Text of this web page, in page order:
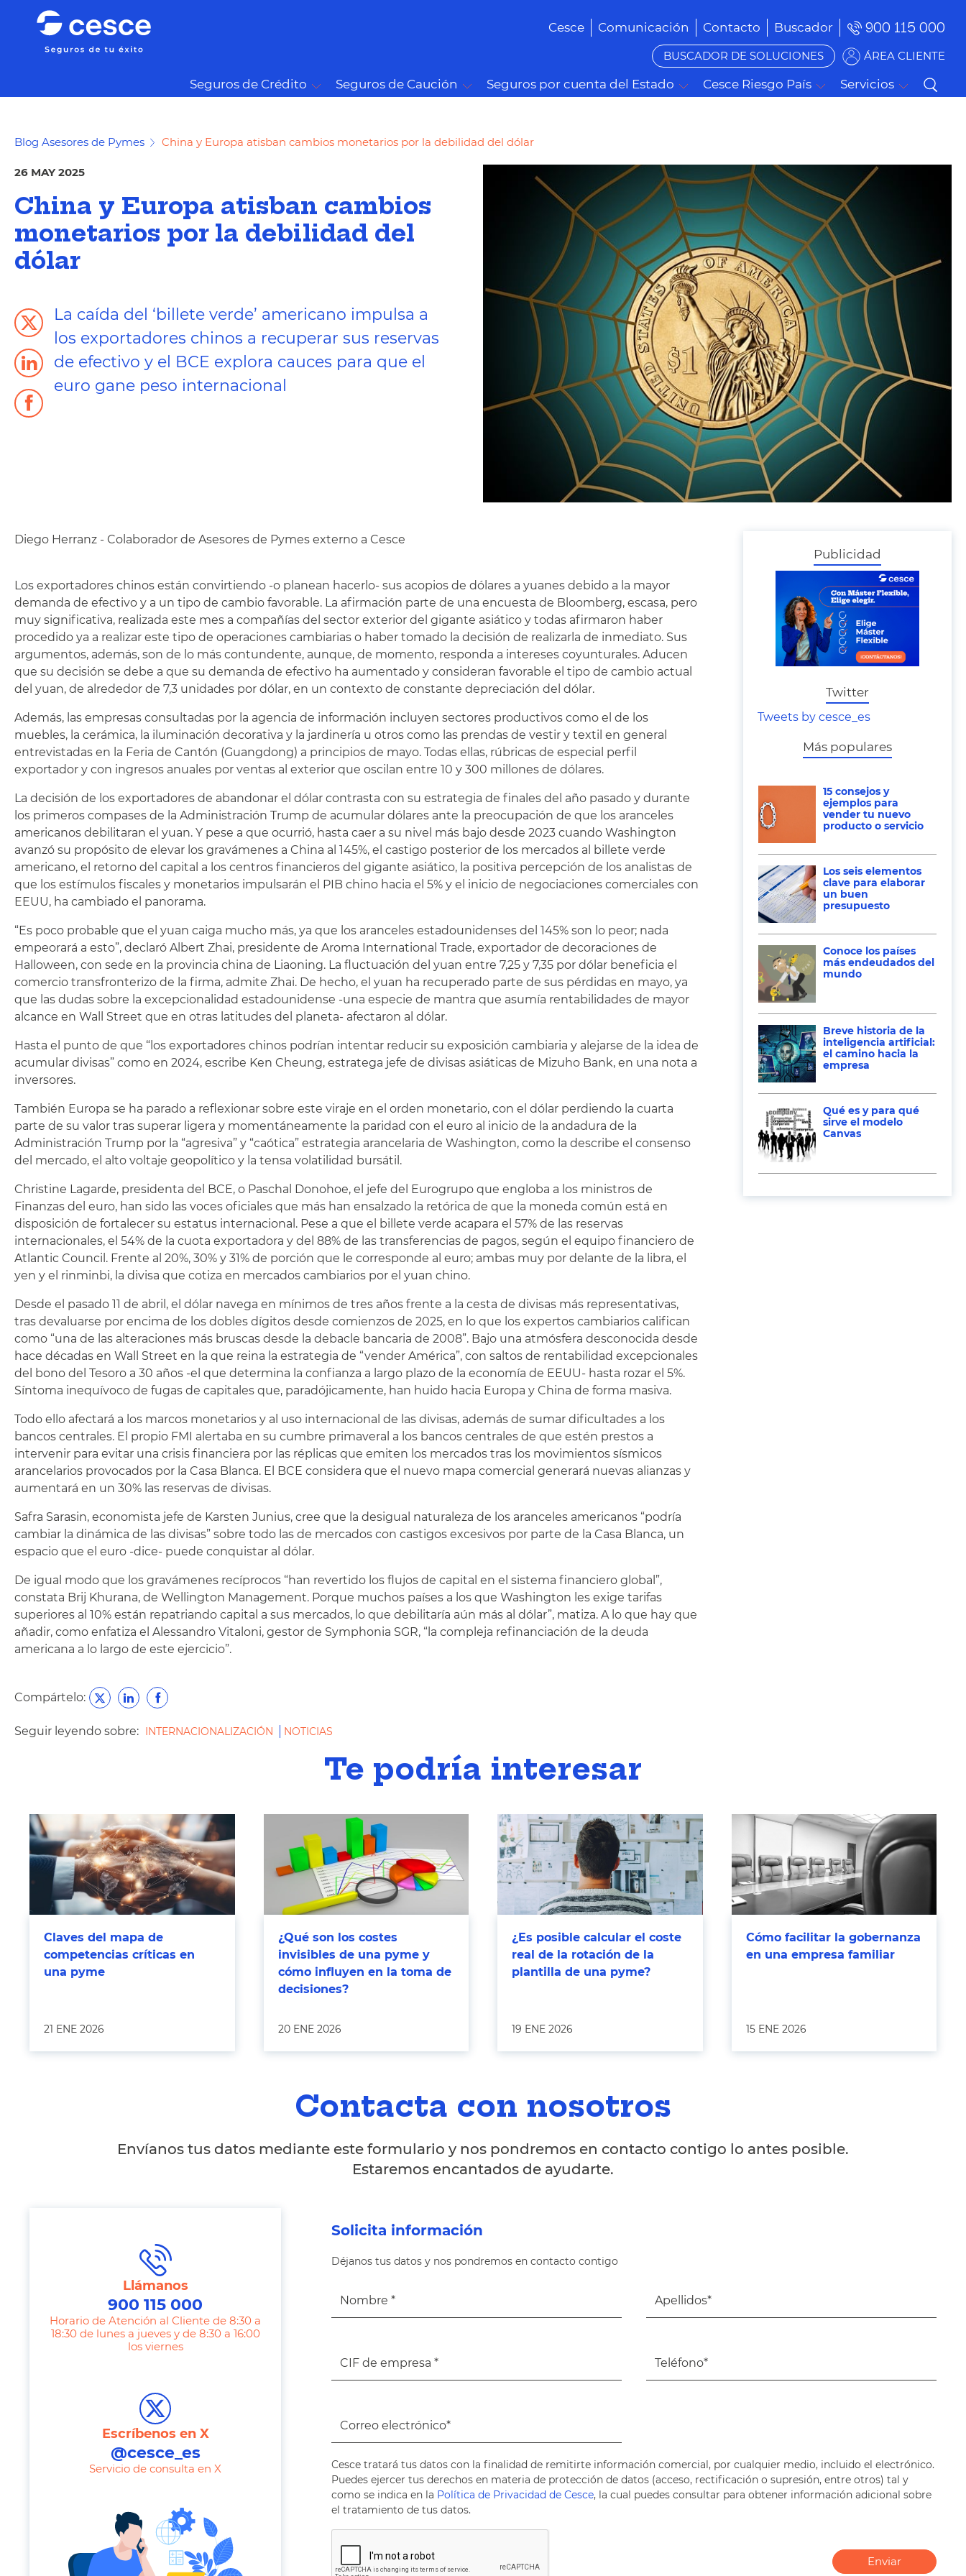
Cesce Comunicación Contacto Buscador 900 115 000
BUSCADOR DE SOLUCIONES ÁREA CLIENTE
Seguros de Crédito Seguros de Caución Seguros por cuenta del Estado Cesce Riesgo País Servicios
Blog Asesores de Pymes China y Europa atisban cambios monetarios por la debilidad del dólar
26 MAY 2025
China y Europa atisban cambios
monetarios por la debilidad del
dólar
La caída del ‘billete verde’ americano impulsa a
los exportadores chinos a recuperar sus reservas
de efectivo y el BCE explora cauces para que el
euro gane peso internacional
Diego Herranz - Colaborador de Asesores de Pymes externo a Cesce
Los exportadores chinos están convirtiendo -o planean hacerlo- sus acopios de dólares a yuanes debido a la mayor
demanda de efectivo y a un tipo de cambio favorable. La afirmación parte de una encuesta de Bloomberg, escasa, pero
muy significativa, realizada este mes a compañías del sector exterior del gigante asiático y todas afirmaron haber
procedido ya a realizar este tipo de operaciones cambiarias o haber tomado la decisión de realizarla de inmediato. Sus
argumentos, además, son de lo más contundente, aunque, de momento, responda a intereses coyunturales. Aducen
que su decisión se debe a que su demanda de efectivo ha aumentado y consideran favorable el tipo de cambio actual
del yuan, de alrededor de 7,3 unidades por dólar, en un contexto de constante depreciación del dólar.
Además, las empresas consultadas por la agencia de información incluyen sectores productivos como el de los
muebles, la cerámica, la iluminación decorativa y la jardinería u otros como las prendas de vestir y textil en general
entrevistadas en la Feria de Cantón (Guangdong) a principios de mayo. Todas ellas, rúbricas de especial perfil
exportador y con ingresos anuales por ventas al exterior que oscilan entre 10 y 300 millones de dólares.
La decisión de los exportadores de abandonar el dólar contrasta con su estrategia de finales del año pasado y durante
los primeros compases de la Administración Trump de acumular dólares ante la preocupación de que los aranceles
americanos debilitaran el yuan. Y pese a que ocurrió, hasta caer a su nivel más bajo desde 2023 cuando Washington
avanzó su propósito de elevar los gravámenes a China al 145%, el castigo posterior de los mercados al billete verde
americano, el retorno del capital a los centros financieros del gigante asiático, la positiva percepción de los analistas de
que los estímulos fiscales y monetarios impulsarán el PIB chino hacia el 5% y el inicio de negociaciones comerciales con
EEUU, ha cambiado el panorama.
“Es poco probable que el yuan caiga mucho más, ya que los aranceles estadounidenses del 145% son lo peor; nada
empeorará a esto”, declaró Albert Zhai, presidente de Aroma International Trade, exportador de decoraciones de
Halloween, con sede en la provincia china de Liaoning. La fluctuación del yuan entre 7,25 y 7,35 por dólar beneficia el
comercio transfronterizo de la firma, admite Zhai. De hecho, el yuan ha recuperado parte de sus pérdidas en mayo, ya
que las dudas sobre la excepcionalidad estadounidense -una especie de mantra que asumía rentabilidades de mayor
alcance en Wall Street que en otras latitudes del planeta- afectaron al dólar.
Hasta el punto de que “los exportadores chinos podrían intentar reducir su exposición cambiaria y alejarse de la idea de
acumular divisas” como en 2024, escribe Ken Cheung, estratega jefe de divisas asiáticas de Mizuho Bank, en una nota a
inversores.
También Europa se ha parado a reflexionar sobre este viraje en el orden monetario, con el dólar perdiendo la cuarta
parte de su valor tras superar ligera y momentáneamente la paridad con el euro al inicio de la andadura de la
Administración Trump por la “agresiva” y “caótica” estrategia arancelaria de Washington, como la describe el consenso
del mercado, el alto voltaje geopolítico y la tensa volatilidad bursátil.
Christine Lagarde, presidenta del BCE, o Paschal Donohoe, el jefe del Eurogrupo que engloba a los ministros de
Finanzas del euro, han sido las voces oficiales que más han ensalzado la retórica de que la moneda común está en
disposición de fortalecer su estatus internacional. Pese a que el billete verde acapara el 57% de las reservas
internacionales, el 54% de la cuota exportadora y del 88% de las transferencias de pagos, según el equipo financiero de
Atlantic Council. Frente al 20%, 30% y 31% de porción que le corresponde al euro; ambas muy por delante de la libra, el
yen y el rinminbi, la divisa que cotiza en mercados cambiarios por el yuan chino.
Desde el pasado 11 de abril, el dólar navega en mínimos de tres años frente a la cesta de divisas más representativas,
tras devaluarse por encima de los dobles dígitos desde comienzos de 2025, en lo que los expertos cambiarios califican
como “una de las alteraciones más bruscas desde la debacle bancaria de 2008”. Bajo una atmósfera desconocida desde
hace décadas en Wall Street en la que reina la estrategia de “vender América”, con saltos de rentabilidad excepcionales
del bono del Tesoro a 30 años -el que determina la confianza a largo plazo de la economía de EEUU- hasta rozar el 5%.
Síntoma inequívoco de fugas de capitales que, paradójicamente, han huido hacia Europa y China de forma masiva.
Todo ello afectará a los marcos monetarios y al uso internacional de las divisas, además de sumar dificultades a los
bancos centrales. El propio FMI alertaba en su cumbre primaveral a los bancos centrales de que estén prestos a
intervenir para evitar una crisis financiera por las réplicas que emiten los mercados tras los movimientos sísmicos
arancelarios provocados por la Casa Blanca. El BCE considera que el nuevo mapa comercial generará nuevas alianzas y
aumentará en un 30% las reservas de divisas.
Safra Sarasin, economista jefe de Karsten Junius, cree que la desigual naturaleza de los aranceles americanos “podría
cambiar la dinámica de las divisas” sobre todo las de mercados con castigos excesivos por parte de la Casa Blanca, un
espacio que el euro -dice- puede conquistar al dólar.
De igual modo que los gravámenes recíprocos “han revertido los flujos de capital en el sistema financiero global”,
constata Brij Khurana, de Wellington Management. Porque muchos países a los que Washington les exige tarifas
superiores al 10% están repatriando capital a sus mercados, lo que debilitaría aún más al dólar”, matiza. A lo que hay que
añadir, como enfatiza el Alessandro Vitaloni, gestor de Symphonia SGR, “la compleja refinanciación de la deuda
americana a lo largo de este ejercicio”.
Compártelo:
Seguir leyendo sobre: INTERNACIONALIZACIÓN NOTICIAS
Publicidad
Twitter
Tweets by cesce_es
Más populares
15 consejos y
ejemplos para
vender tu nuevo
producto o servicio
Los seis elementos
clave para elaborar
un buen
presupuesto
Conoce los países
más endeudados del
mundo
Breve historia de la
inteligencia artificial:
el camino hacia la
empresa
Qué es y para qué
sirve el modelo
Canvas
Te podría interesar
Claves del mapa de
competencias críticas en
una pyme
21 ENE 2026
¿Qué son los costes
invisibles de una pyme y
cómo influyen en la toma de
decisiones?
20 ENE 2026
¿Es posible calcular el coste
real de la rotación de la
plantilla de una pyme?
19 ENE 2026
Cómo facilitar la gobernanza
en una empresa familiar
15 ENE 2026
Contacta con nosotros
Envíanos tus datos mediante este formulario y nos pondremos en contacto contigo lo antes posible.
Estaremos encantados de ayudarte.
Llámanos
900 115 000
Horario de Atención al Cliente de 8:30 a
18:30 de lunes a jueves y de 8:30 a 16:00
los viernes
Escríbenos en X
@cesce_es
Servicio de consulta en X
Solicita información
Déjanos tus datos y nos pondremos en contacto contigo
Cesce tratará tus datos con la finalidad de remitirte información comercial, por cualquier medio, incluido el electrónico.
Puedes ejercer tus derechos en materia de protección de datos (acceso, rectificación o supresión, entre otros) tal y
como se indica en la Política de Privacidad de Cesce, la cual puedes consultar para obtener información adicional sobre
el tratamiento de tus datos.
Enviar